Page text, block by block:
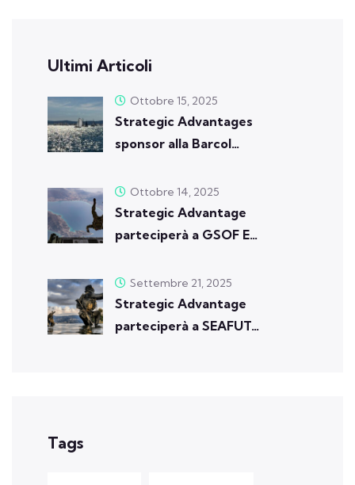
Ultimi Articoli
Strategic Advantages
sponsor alla Barcol…
Ottobre 15, 2025
Strategic Advantage
parteciperà a GSOF E…
Ottobre 14, 2025
Strategic Advantage
parteciperà a SEAFUT…
Settembre 21, 2025
Tags